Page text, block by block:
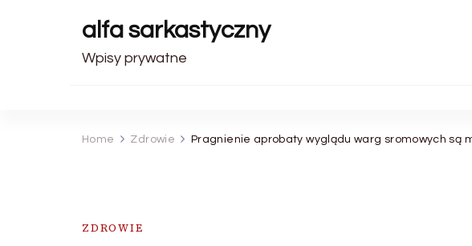
alfa sarkastyczny
Wpisy prywatne
Home Zdrowie Pragnienie aprobaty wyglądu warg sromowych są
ZDROWIE